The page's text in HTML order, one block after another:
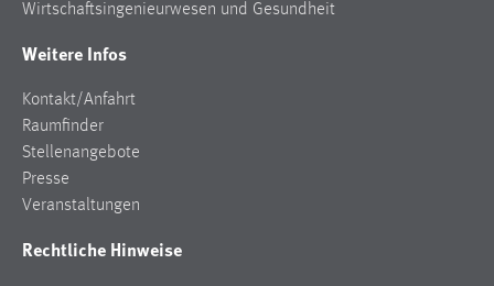
Wirtschaftsingenieurwesen und Gesundheit
Weitere Infos
Kontakt/Anfahrt
Raumfinder
Stellenangebote
Presse
Veranstaltungen
Rechtliche Hinweise